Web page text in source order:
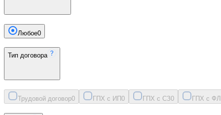
Любое0
Тип договора
Трудовой договор0 ГПХ с ИП0 ГПХ с СЗ0 ГПХ с ФЛ